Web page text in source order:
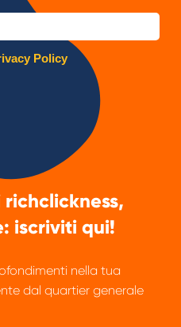
iscriviti qui!
nella tua
dal quartier generale